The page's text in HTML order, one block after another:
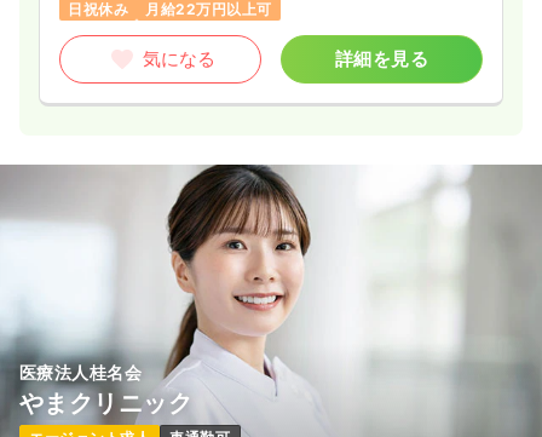
日祝休み
月給22万円以上可
気になる 詳細を見る
医療法人桂名会
やまクリニック